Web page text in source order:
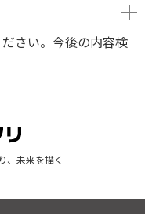
さい。今後の内容検
、未来を描く